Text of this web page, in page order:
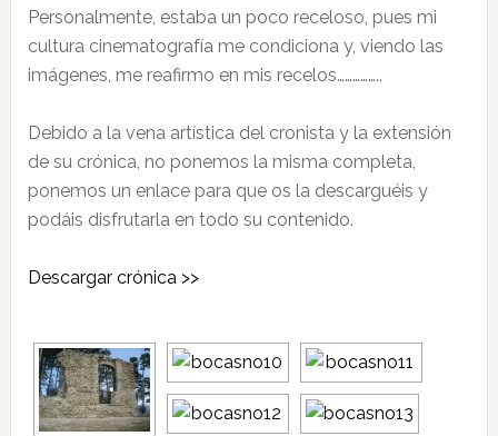
Personalmente, estaba un poco receloso, pues mi
cultura cinematografía me condiciona y, viendo las
imágenes, me reafirmo en mis recelos……………..
Debido a la vena artística del cronista y la extensión
de su crónica, no ponemos la misma completa,
ponemos un enlace para que os la descarguéis y
podáis disfrutarla en todo su contenido.
Descargar crónica >>